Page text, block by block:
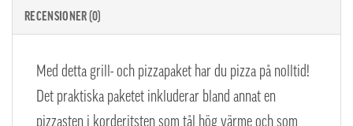
RECENSIONER (0)
Med detta grill- och pizzapaket har du pizza på nolltid!
Det praktiska paketet inkluderar bland annat en
pizzasten i korderitsten som tål hög värme och som